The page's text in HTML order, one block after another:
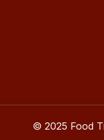
© 2025 Food